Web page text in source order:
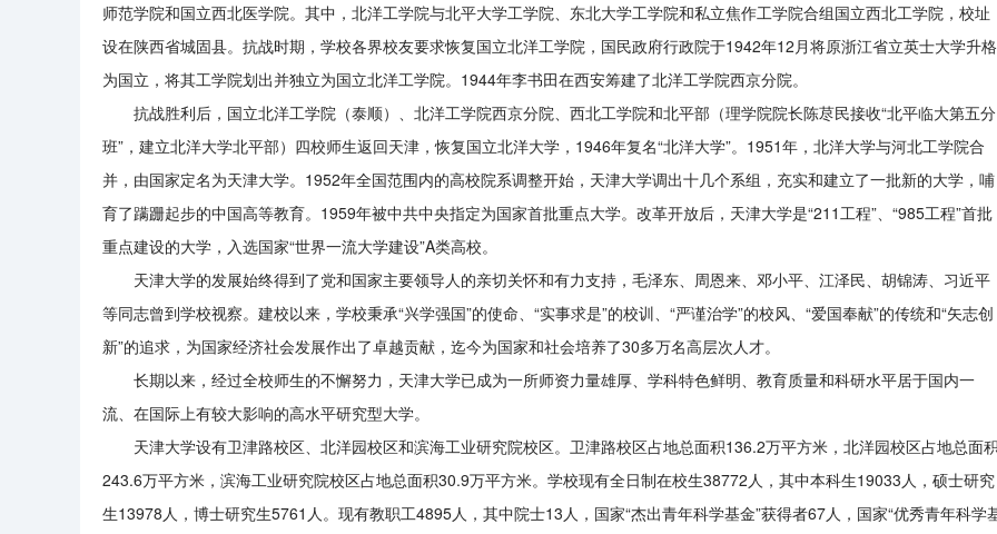
师范学院和国立西北医学院。其中，北洋工学院与北平大学工学院、东北大学工学院和私立焦作工学院合组国立西北工学院，校址
设在陕西省城固县。抗战时期，学校各界校友要求恢复国立北洋工学院，国民政府行政院于1942年12月将原浙江省立英士大学升格
为国立，将其工学院划出并独立为国立北洋工学院。1944年李书田在西安筹建了北洋工学院西京分院。
抗战胜利后，国立北洋工学院（泰顺）、北洋工学院西京分院、西北工学院和北平部（理学院院长陈荩民接收“北平临大第五分
班”，建立北洋大学北平部）四校师生返回天津，恢复国立北洋大学，1946年复名“北洋大学”。1951年，北洋大学与河北工学院合
并，由国家定名为天津大学。1952年全国范围内的高校院系调整开始，天津大学调出十几个系组，充实和建立了一批新的大学，哺
育了蹒跚起步的中国高等教育。1959年被中共中央指定为国家首批重点大学。改革开放后，天津大学是“211工程”、“985工程”首批
重点建设的大学，入选国家“世界一流大学建设”A类高校。
天津大学的发展始终得到了党和国家主要领导人的亲切关怀和有力支持，毛泽东、周恩来、邓小平、江泽民、胡锦涛、习近平
等同志曾到学校视察。建校以来，学校秉承“兴学强国”的使命、“实事求是”的校训、“严谨治学”的校风、“爱国奉献”的传统和“矢志创
新”的追求，为国家经济社会发展作出了卓越贡献，迄今为国家和社会培养了30多万名高层次人才。
长期以来，经过全校师生的不懈努力，天津大学已成为一所师资力量雄厚、学科特色鲜明、教育质量和科研水平居于国内一
流、在国际上有较大影响的高水平研究型大学。
天津大学设有卫津路校区、北洋园校区和滨海工业研究院校区。卫津路校区占地总面积136.2万平方米，北洋园校区占地总面积
243.6万平方米，滨海工业研究院校区占地总面积30.9万平方米。学校现有全日制在校生38772人，其中本科生19033人，硕士研究
生13978人，博士研究生5761人。现有教职工4895人，其中院士13人，国家“杰出青年科学基金”获得者67人，国家“优秀青年科学